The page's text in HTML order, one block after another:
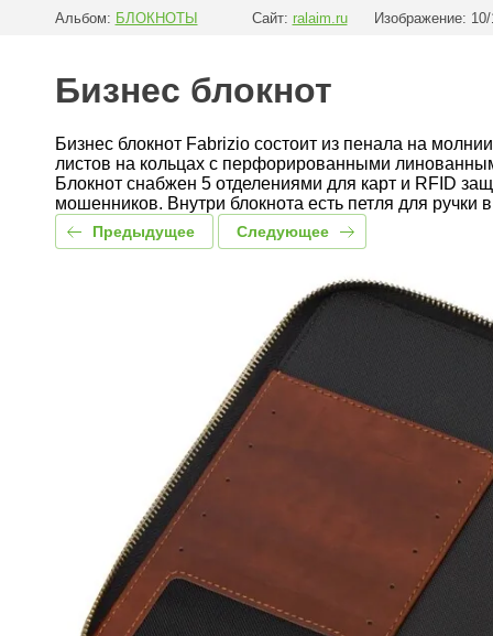
Альбом: БЛОКНОТЫ Сайт: ralaim.ru Изображение: 10/
Бизнес блокнот
Бизнес блокнот Fabrizio состоит из пенала на
листов на кольцах с перфорированными
Блокнот снабжен 5 отделениями для карт и RFID
мошенников. Внутри блокнота есть петля для ручки
Предыдущее Следующее